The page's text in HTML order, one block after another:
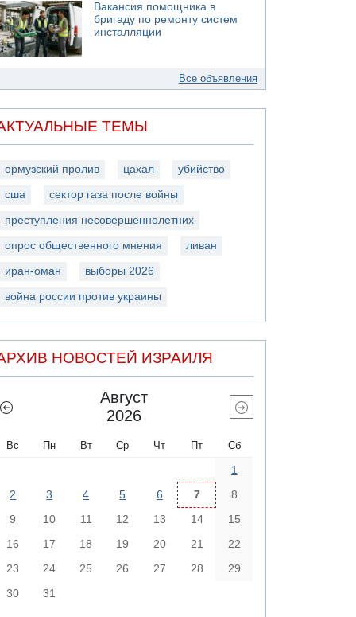
Вакансия помощника в
бригаду по ремонту систем
инсталляции
Все объявления
ТЕМЫ
ормузский пролив цахал убийство
сша сектор газа после войны
преступления несовершеннолетних
опрос общественного мнения ливан
иран-оман выборы 2026
война россии против украины
НОВОСТЕЙ ИЗРАИЛЯ
Август
2026
Вс Пн Вт Ср Чт Пт Сб
1
2
3 4 5 6 7
8
9
10 11 12 13 14
15
16
17 18 19 20 21
22
23
24 25 26 27 28
29
30
31